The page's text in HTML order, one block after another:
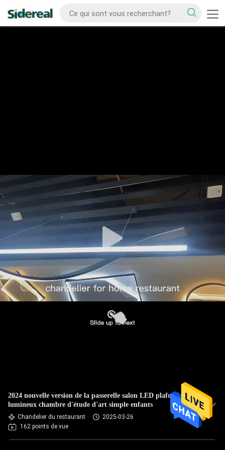
2024 nouvelle version de la passerelle salon LED plafond
lumineux chambre d'étude d'art simple enfants
Chandelier du restaurant
2025-03-26
162 points de vue